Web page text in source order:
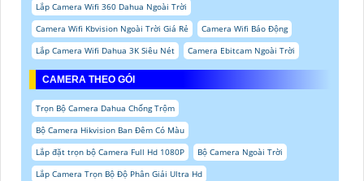
Lắp Camera Wifi 360 Dahua Ngoài Trời
Camera Wifi Kbvision Ngoài Trời Giá Rẻ
Camera Wifi Báo Động
Lắp Camera Wifi Dahua 3K Siêu Nét
Camera Ebitcam Ngoài Trời
CAMERA THEO GÓI
Trọn Bộ Camera Dahua Chống Trộm
Bộ Camera Hikvision Ban Đêm Có Màu
Lắp đặt trọn bộ Camera Full Hd 1080P
Bộ Camera Ngoài Trời
Lắp Camera Trọn Bộ Độ Phân Giải Ultra Hd